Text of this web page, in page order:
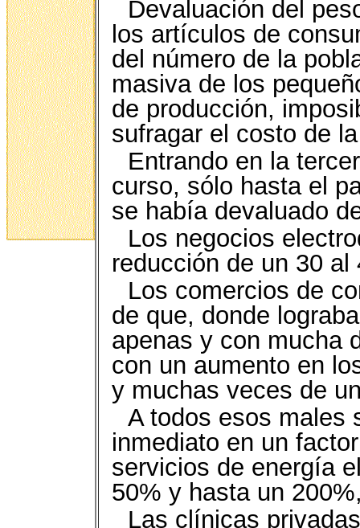
Devaluación del
los artículos de
del número de la
masiva de los
de producción,
sufragar el costo de
Entrando en la
curso, sólo hasta el
se había devaluado
Los negocios
reducción de un 30
Los comercios de
de que, donde
apenas y con mucha
con un aumento en
y muchas veces de
A todos esos males
inmediato en un
servicios de energía
50% y hasta un
Las clínicas